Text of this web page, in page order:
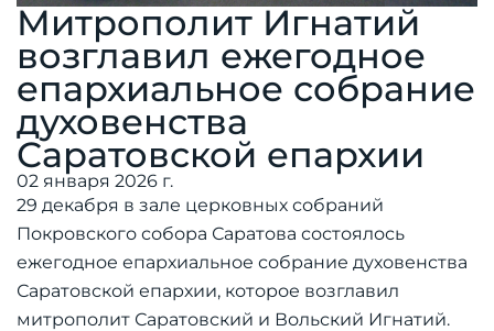
Митрополит Игнатий
возглавил ежегодное
епархиальное собрание
духовенства
Саратовской епархии
02 января 2026 г.
29 декабря в зале церковных собраний
Покровского собора Саратова состоялось
ежегодное епархиальное собрание духовенства
Саратовской епархии, которое возглавил
митрополит Саратовский и Вольский Игнатий.